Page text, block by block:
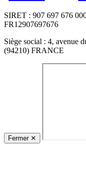
SIRET : 907 697 676
FR12907697676
Siège social : 4, avenue
(94210) FRANCE
Fermer ✕